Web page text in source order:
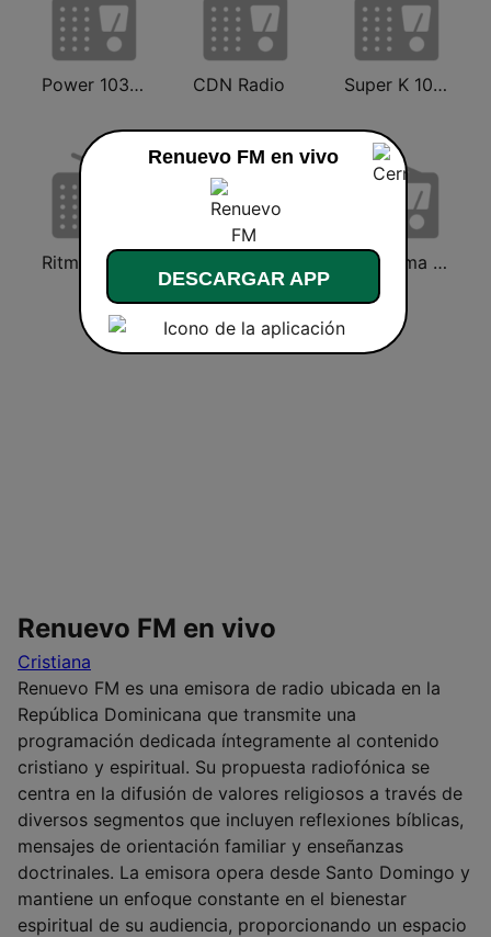
Power 103.7 FM CDN Radio Super K 100.7 FM
Panorama 96.9
Renuevo FM en vivo
Cristiana
Renuevo FM es una emisora de radio ubicada en la
República Dominicana que transmite una
programación dedicada íntegramente al contenido
cristiano y espiritual. Su propuesta radiofónica se
centra en la difusión de valores religiosos a través de
diversos segmentos que incluyen reflexiones bíblicas,
mensajes de orientación familiar y enseñanzas
doctrinales. La emisora opera desde Santo Domingo y
mantiene un enfoque constante en el bienestar
espiritual de su audiencia, proporcionando un espacio
Renuevo FM en vivo
DESCARGAR APP